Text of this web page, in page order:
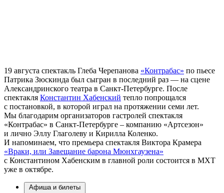
19 августа спектакль Глеба Черепанова «Контрабас» по пьесе
Патрика Зюскинда был сыгран в последний раз — на сцене
Александринского театра в Санкт-Петербурге. После
спектакля Константин Хабенский тепло попрощался
с постановкой, в которой играл на протяжении семи лет.
Мы благодарим организаторов гастролей спектакля
«Контрабас» в Санкт-Петербурге – компанию «Артсезон»
и лично Эллу Глаголеву и Кирилла Коленко.
И напоминаем, что премьера спектакля Виктора Крамера
«Враки, или Завещание барона Мюнхгаузена»
с Константином Хабенским в главной роли состоится в МХТ
уже в октябре.
Афиша и билеты